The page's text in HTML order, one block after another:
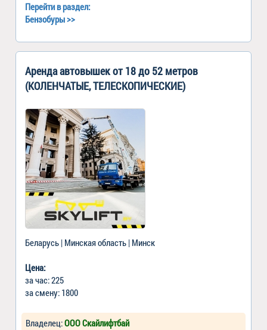
Перейти в раздел:
Бензобуры>>
Аренда автовышек от 18 до 52 метров
(КОЛЕНЧАТЫЕ, ТЕЛЕСКОПИЧЕСКИЕ)
Беларусь | Минская область | Минск
Цена:
за час: 225
за смену: 1800
Владелец:ООО Скайлифтбай